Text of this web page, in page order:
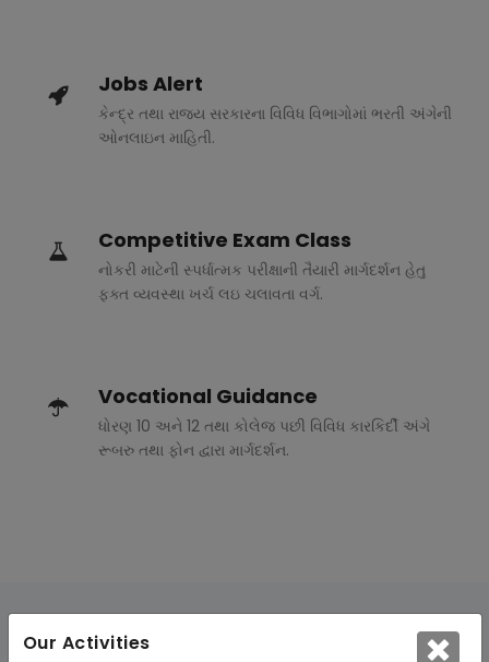
Our Activities
Jobs Alert
કેન્દ્ર તથા રાજ્ય સરકારના વિવિધ વિભાગોમાં ભરતી અંગેની
ઓનલાઇન માહિતી.
Competitive Exam Class
નોકરી માટેની સ્પર્ધાત્મક પરીક્ષાની તૈયારી માર્ગદર્શન હેતુ
ફક્ત વ્યવસ્થા ખર્ચ લઇ ચલાવતા વર્ગ.
Vocational Guidance
ધોરણ 10 અને 12 તથા કોલેજ પછી વિવિધ કારકિર્દી અંગે
રૂબરુ તથા ફોન દ્વારા માર્ગદર્શન.